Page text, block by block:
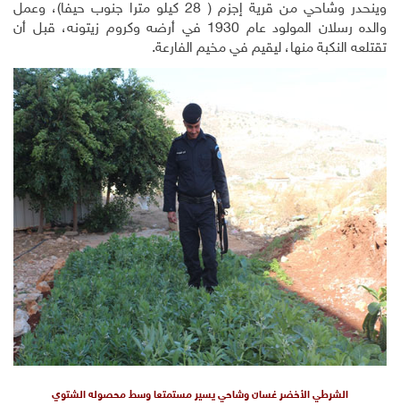
وينحدر وشاحي من قرية إجزم ( 28 كيلو مترا جنوب حيفا)، وعمل
والده رسلان المولود عام 1930 في أرضه وكروم زيتونه، قبل أن
تقتلعه النكبة منها، ليقيم في مخيم الفارعة.
الشرطي الأخضر غسان وشاحي يسير مستمتعا وسط محصوله الشتوي